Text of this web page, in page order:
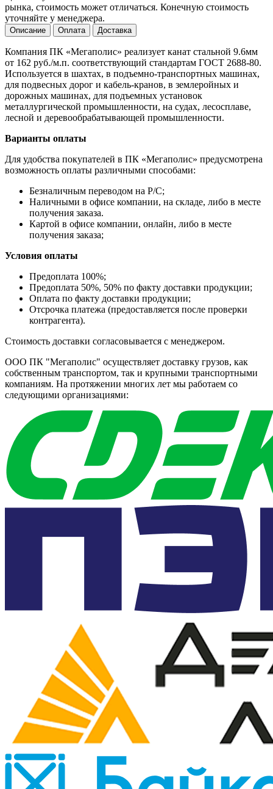
рынка, стоимость может отличаться. Конечную стоимость
уточняйте у менеджера.
Описание Оплата Доставка
Компания ПК «Мегаполис» реализует канат стальной 9.6мм
от 162 руб./м.п. соответствующий стандартам ГОСТ 2688-80.
Используется в шахтах, в подъемно-транспортных машинах,
для подвесных дорог и кабель-кранов, в землеройных и
дорожных машинах, для подъемных установок
металлургической промышленности, на судах, лесосплаве,
лесной и деревообрабатывающей промышленности.
Варианты оплаты
Для удобства покупателей в ПК «Мегаполис» предусмотрена
возможность оплаты различными способами:
Безналичным переводом на Р/С;
Наличными в офисе компании, на складе, либо в месте
получения заказа.
Картой в офисе компании, онлайн, либо в месте
получения заказа;
Условия оплаты
Предоплата 100%;
Предоплата 50%, 50% по факту доставки продукции;
Оплата по факту доставки продукции;
Отсрочка платежа (предоставляется после проверки
контрагента).
Стоимость доставки согласовывается с менеджером.
ООО ПК "Мегаполис" осуществляет доставку грузов, как
собственным транспортом, так и крупными транспортными
компаниям. На протяжении многих лет мы работаем со
следующими организациями: